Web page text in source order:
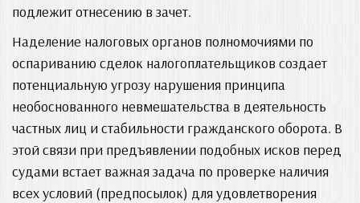
подлежит отнесению в зачет.
Наделение налоговых органов полномочиями по
оспариванию сделок налогоплательщиков создает
потенциальную угрозу нарушения принципа
необоснованного невмешательства в деятельность
частных лиц и стабильности гражданского оборота. В
этой связи при предъявлении подобных исков перед
судами встает важная задача по проверке наличия
всех условий (предпосылок) для удовлетворения